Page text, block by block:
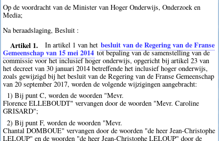
Op de voordracht van de Minister van Hoger Onderwijs, Onderzoek en
Media;
Na beraadslaging, Besluit :
Artikel 1. In artikel 1 van het besluit van de Regering van de Franse
Gemeenschap van 15 mei 2014 tot bepaling van de samenstelling van de
commissie voor het inclusief hoger onderwijs, opgericht bij artikel 23 van
het decreet van 30 januari 2014 betreffende het inclusief hoger onderwijs,
zoals gewijzigd bij het besluit van de Regering van de Franse Gemeenschap
van 20 september 2017, worden de volgende wijzigingen aangebracht:
1) Bij punt C, worden de woorden "Mevr.
Florence ELLEBOUDT" vervangen door de woorden "Mevr. Caroline
GRISARD";
2) Bij punt F, worden de woorden "Mevr.
Chantal DOMBOUE" vervangen door de woorden "de heer Jean-Christophe
LELOUP" en de woorden "de heer Jean-Christophe LELOUP" door de